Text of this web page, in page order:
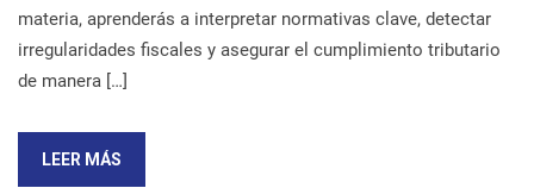
materia, aprenderás a interpretar normativas clave, detectar
irregularidades fiscales y asegurar el cumplimiento tributario
de manera […]
LEER MÁS